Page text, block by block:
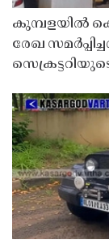
കുമ്പളയിൽ
രേഖ